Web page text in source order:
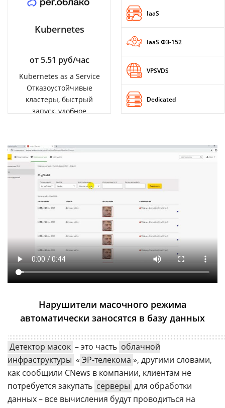
Kubernetes
от 5.51 руб/час
Kubernetes as a Service
Отказоустойчивые
кластеры, быстрый
запуск, удобное
IaaS
IaaS ФЗ-152
VPSVDS
Dedicated
Нарушители масочного режима
автоматически заносятся в базу данных
Детектор масок – это часть облачной
инфраструктуры « ЭР-телекома », другими словами,
как сообщили CNews в компании, клиентам не
потребуется закупать серверы для обработки
данных – все вычисления будут проводиться на